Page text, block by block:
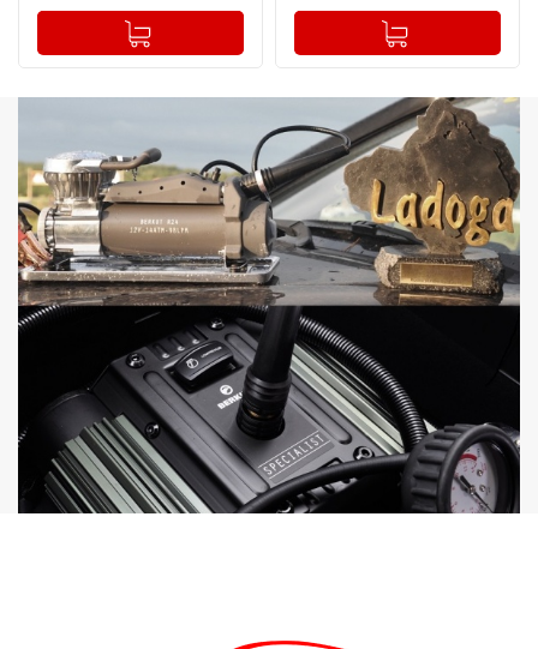
+
Добавлено в корзину +
Добавлено в корзину